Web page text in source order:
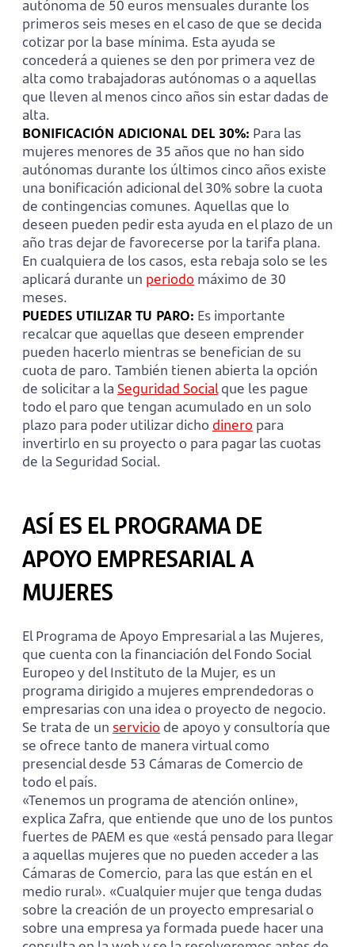
autónoma de 50 euros mensuales durante los
primeros seis meses en el caso de que se decida
cotizar por la base mínima. Esta ayuda se
concederá a quienes se den por primera vez de
alta como trabajadoras autónomas o a aquellas
que lleven al menos cinco años sin estar dadas de
alta.
BONIFICACIÓN ADICIONAL DEL 30%: Para las
mujeres menores de 35 años que no han sido
autónomas durante los últimos cinco años existe
una bonificación adicional del 30% sobre la cuota
de contingencias comunes. Aquellas que lo
deseen pueden pedir esta ayuda en el plazo de un
año tras dejar de favorecerse por la tarifa plana.
En cualquiera de los casos, esta rebaja solo se les
aplicará durante un periodo máximo de 30
meses.
PUEDES UTILIZAR TU PARO: Es importante
recalcar que aquellas que deseen emprender
pueden hacerlo mientras se benefician de su
cuota de paro. También tienen abierta la opción
de solicitar a la Seguridad Socialque les pague
todo el paro que tengan acumulado en un solo
plazo para poder utilizar dicho dinero para
invertirlo en su proyecto o para pagar las cuotas
de la Seguridad Social.
ASÍ ES EL PROGRAMA DE
APOYO EMPRESARIAL A
MUJERES
El Programa de Apoyo Empresarial a las Mujeres,
que cuenta con la financiación del Fondo Social
Europeo y del Instituto de la Mujer, es un
programa dirigido a mujeres emprendedoras o
empresarias con una idea o proyecto de negocio.
Se trata de un servicio de apoyo y consultoría que
se ofrece tanto de manera virtual como
presencial desde 53 Cámaras de Comercio de
todo el país.
«Tenemos un programa de atención online»,
explica Zafra, que entiende que uno de los puntos
fuertes de PAEM es que «está pensado para llegar
a aquellas mujeres que no pueden acceder a las
Cámaras de Comercio, para las que están en el
medio rural». «Cualquier mujer que tenga dudas
sobre la creación de un proyecto empresarial o
sobre una empresa ya formada puede hacer una